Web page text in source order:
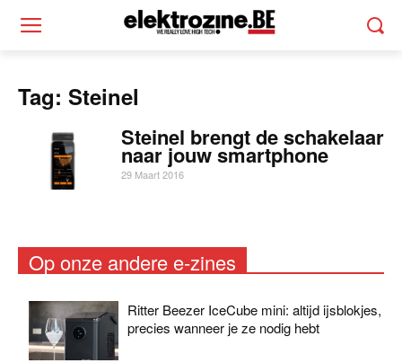
Tag: Steinel
Steinel brengt de schakelaar
naar jouw smartphone
29 Maart 2016
Op onze andere e-zines
Ritter Beezer IceCube mini: altijd ijsblokjes,
precies wanneer je ze nodig hebt